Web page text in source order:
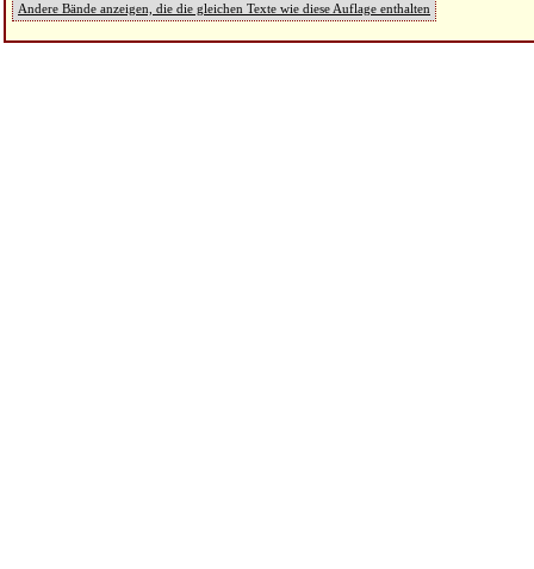
Andere Bände anzeigen, die die gleichen Texte wie diese Auflage enthalten